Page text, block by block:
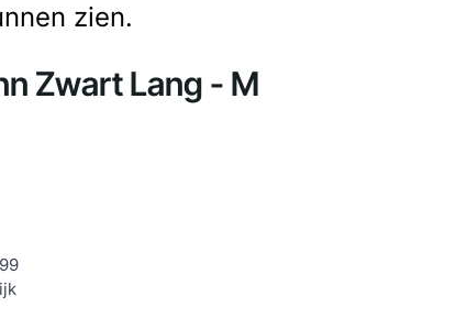
zien.
Zwart Lang - M